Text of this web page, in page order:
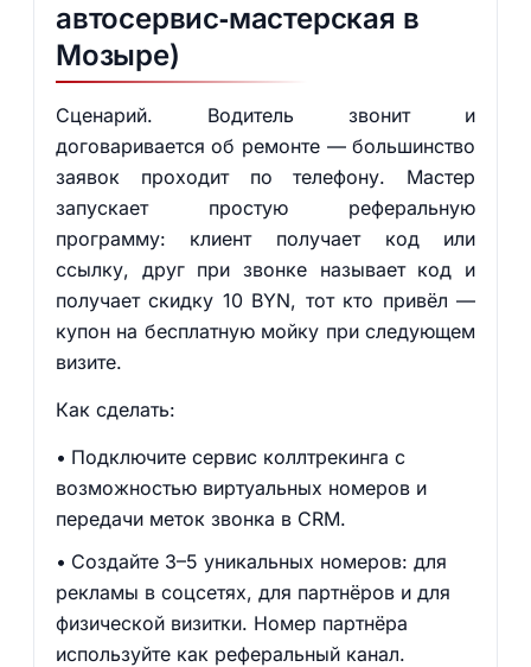
автосервис‑мастерская в
Мозыре)
Сценарий. Водитель звонит и
договаривается об ремонте — большинство
заявок проходит по телефону. Мастер
запускает простую реферальную
программу: клиент получает код или
ссылку, друг при звонке называет код и
получает скидку 10 BYN, тот кто привёл —
купон на бесплатную мойку при следующем
визите.
Как сделать:
Подключите сервис коллтрекинга с
возможностью виртуальных номеров и
передачи меток звонка в CRM.
Создайте 3–5 уникальных номеров: для
рекламы в соцсетях, для партнёров и для
физической визитки. Номер партнёра
используйте как реферальный канал.